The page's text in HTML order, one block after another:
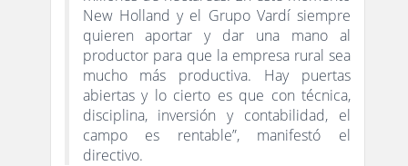
New Holland y el Grupo Vardí siempre
quieren aportar y dar una mano al
productor para que la empresa rural sea
mucho más productiva. Hay puertas
abiertas y lo cierto es que con técnica,
disciplina, inversión y contabilidad, el
campo es rentable”, manifestó el
directivo.